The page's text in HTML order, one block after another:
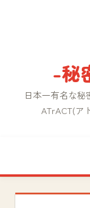
-秘
日本一有名な
ATrACT(ア